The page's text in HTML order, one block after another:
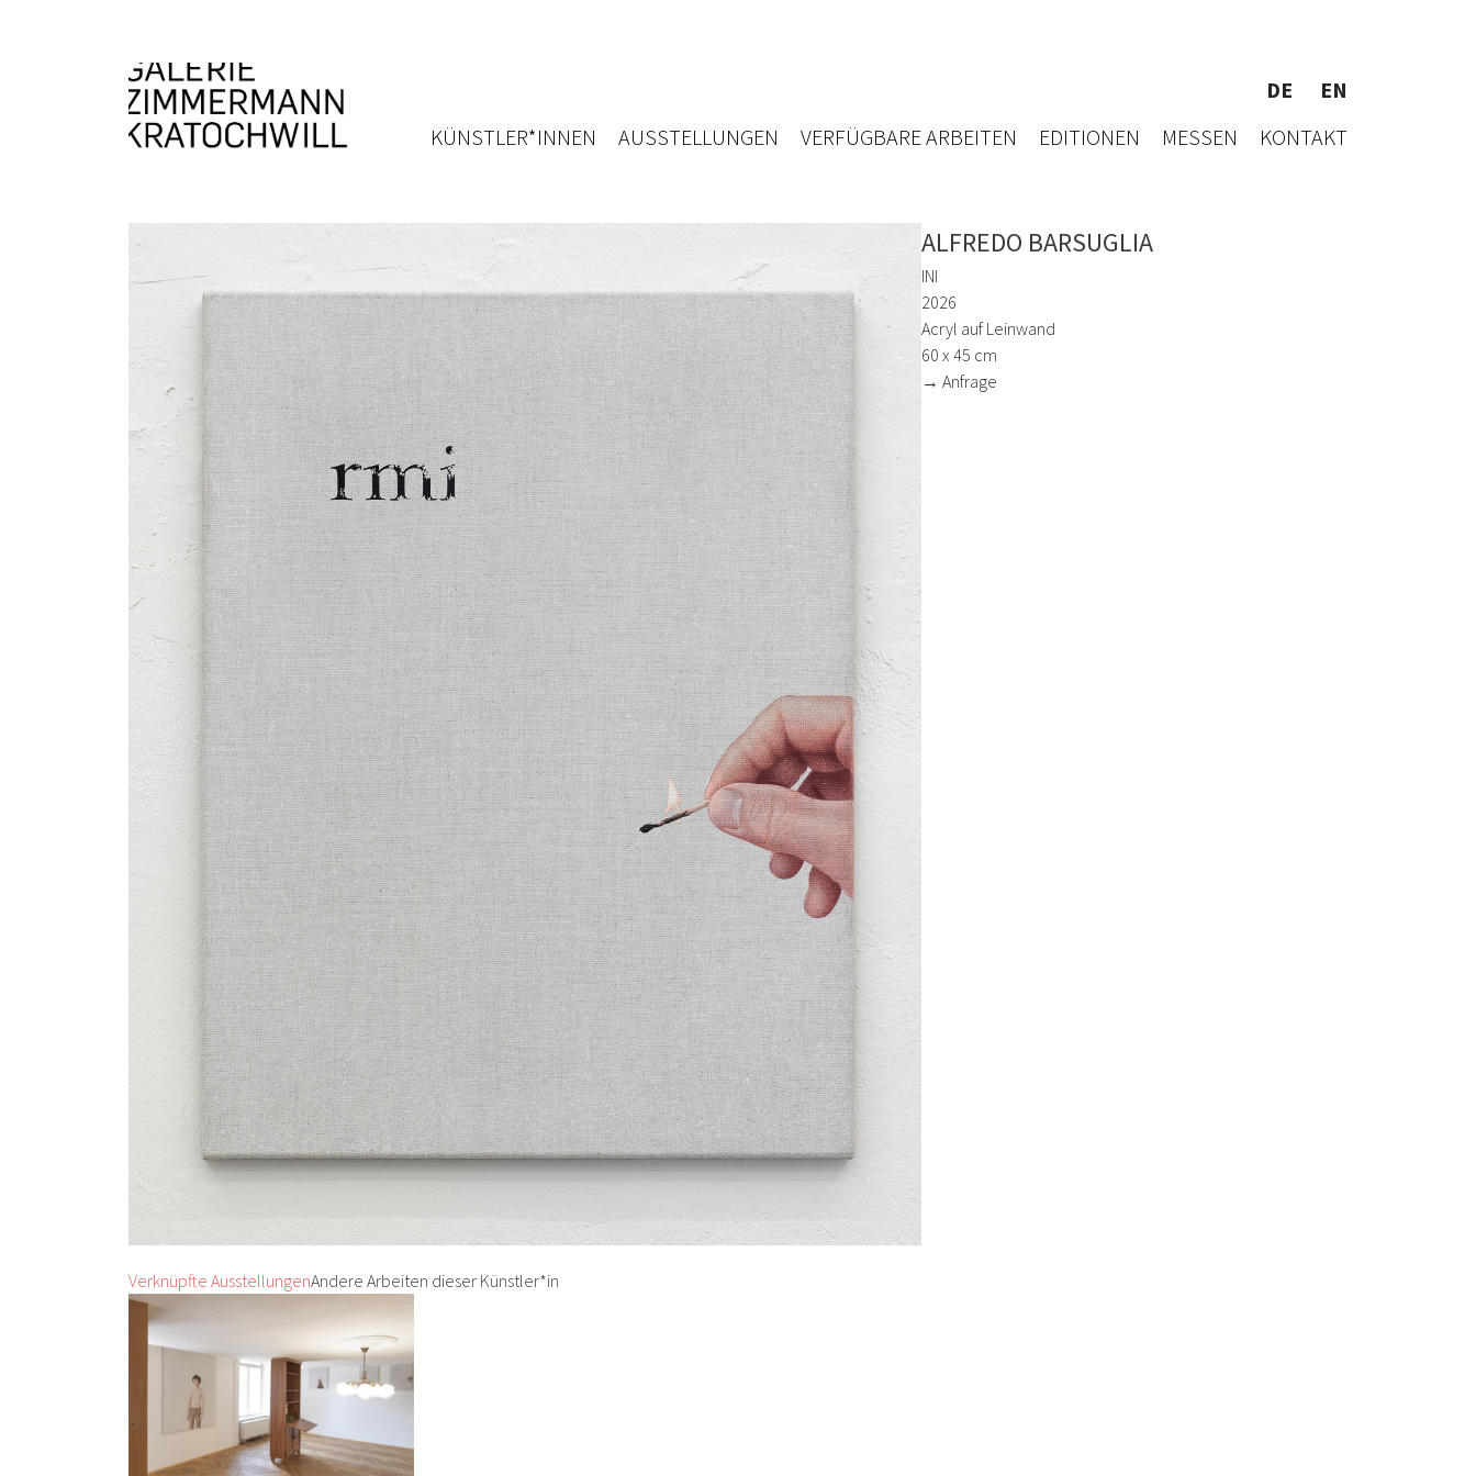
DE
EN
KÜNSTLER*INNEN
AUSSTELLUNGEN VERFÜGBARE ARBEITEN EDITIONEN MESSEN KONTAKT
ALFREDO BARSUGLIA
INI
2026
Acryl auf Leinwand
60 x 45 cm
→ Anfrage
Verknüpfte AusstellungenAndere Arbeiten dieser Künstler*in